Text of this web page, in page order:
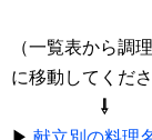
（一覧表から調
に移動してくださ
⇩